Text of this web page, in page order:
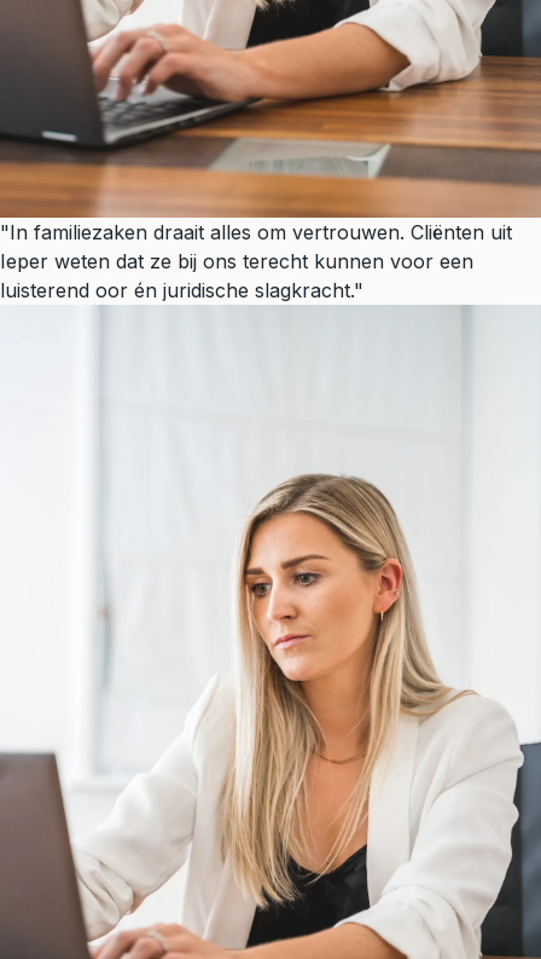
"In familiezaken draait alles om vertrouwen. Cliënten uit
Ieper weten dat ze bij ons terecht kunnen voor een
luisterend oor én juridische slagkracht."